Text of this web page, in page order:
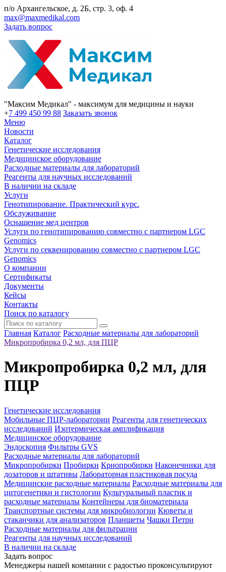
п/о Архангельское, д. 2Б, стр. 3, оф. 4
max@maxmedikal.com
Задать вопрос
"Максим Медикал" - максимум для медицины и науки
+7 499 450 99 88 Заказать звонок
Меню
Новости
Каталог
Генетические исследования
Медицинское оборудование
Расходные материалы для лабораторий
Реагенты для научных исследований
В наличии на складе
Услуги
Генотипирование. Практический курс.
Обслуживание
Оснащение мед центров
Услуги по генотипированию совместно с партнером LGC
Genomics
Услуги по секвенированию совместно с партнером LGC
Genomics
О компании
Сертификаты
Документы
Кейсы
Контакты
Поиск по каталогу
Главная Каталог Расходные материалы для лабораторий
Микропробирка 0,2 мл, для ПЦР
Микропробирка 0,2 мл, для
ПЦР
Генетические исследования
Мобильные ПЦР-лаборатории Реагенты для генетических
исследований Изотермическая амплификация
Медицинское оборудование
Эндоскопия Фильтры GVS
Расходные материалы для лабораторий
Микропробирки Пробирки Криопробирки Наконечники для
дозаторов и штативы Лабораторная пластиковая посуда
Медицинские расходные материалы Расходные материалы для
цитогенетики и гистологии Культуральный пластик и
расходные материалы Контейнеры для биоматериала
Транспортные системы для микробиологии Кюветы и
стаканчики для анализаторов Планшеты Чашки Петри
Расходные материалы для фильтрации
Реагенты для научных исследований
В наличии на складе
Задать вопрос
Менеджеры нашей компании с радостью проконсультируют